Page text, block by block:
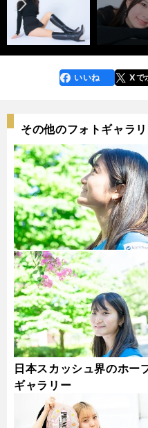
faceboo
k
いいね Xで
その他のフォトギャラ
日本スカッシュ界のホー
ギャラリー